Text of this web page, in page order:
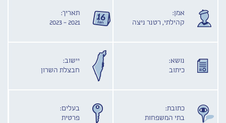
אמן:
קהילתי, רטנר ניצה
תאריך:
2021 - 2023
נושא:
כיתוב
יישוב:
חבצלת השרון
כתובת:
בתי המשפחות
בעלים:
פרטית